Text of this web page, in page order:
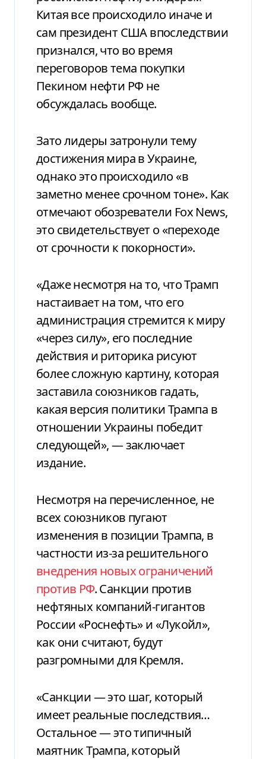
Китая все происходило иначе и
сам президент США впоследствии
признался, что во время
переговоров тема покупки
Пекином нефти РФ не
обсуждалась вообще.
Зато лидеры затронули тему
достижения мира в Украине,
однако это происходило «в
заметно менее срочном тоне». Как
отмечают обозреватели Fox News,
это свидетельствует о «переходе
от срочности к покорности».
«Даже несмотря на то, что Трамп
настаивает на том, что его
администрация стремится к миру
«через силу», его последние
действия и риторика рисуют
более сложную картину, которая
заставила союзников гадать,
какая версия политики Трампа в
отношении Украины победит
следующей», — заключает
издание.
Несмотря на перечисленное, не
всех союзников пугают
изменения в позиции Трампа, в
частности из-за решительного
внедрения новых ограничений
против РФ. Санкции против
нефтяных компаний-гигантов
России «Роснефть» и «Лукойл»,
как они считают, будут
разгромными для Кремля.
«Санкции — это шаг, который
имеет реальные последствия…
Остальное — это типичный
маятник Трампа, который